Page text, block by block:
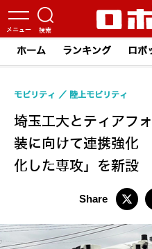
ホーム ランキング ロボ
埼玉工大とティアフ
装に向けて連携強化
化した専攻」を新設
モビリティ 陸上モビリティ